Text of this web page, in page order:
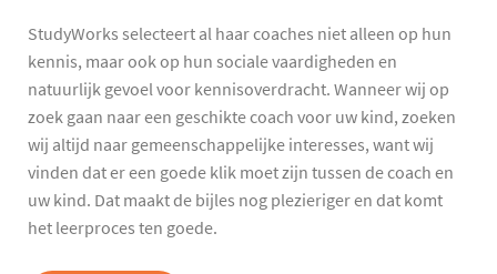
StudyWorks selecteert al haar coaches niet alleen op hun
kennis, maar ook op hun sociale vaardigheden en
natuurlijk gevoel voor kennisoverdracht. Wanneer wij op
zoek gaan naar een geschikte coach voor uw kind, zoeken
wij altijd naar gemeenschappelijke interesses, want wij
vinden dat er een goede klik moet zijn tussen de coach en
uw kind. Dat maakt de bijles nog plezieriger en dat komt
het leerproces ten goede.